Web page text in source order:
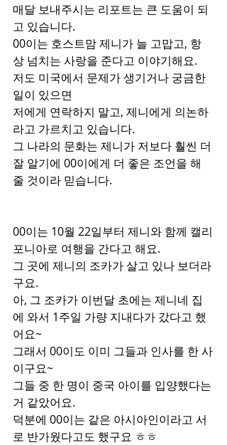
매달 보내주시는 리포트는 큰 도움이 되
고 있습니다.
00이는 호스트맘 제니가 늘 고맙고, 항
상 넘치는 사랑을 준다고 이야기해요.
저도 미국에서 문제가 생기거나 궁금한
일이 있으면
저에게 연락하지 말고, 제니에게 의논하
라고 가르치고 있습니다.
그 나라의 문화는 제니가 저보다 훨씬 더
잘 알기에 00이에게 더 좋은 조언을 해
줄 것이라 믿습니다.
00이는 10월 22일부터 제니와 함께 캘리
포니아로 여행을 간다고 해요.
그 곳에 제니의 조카가 살고 있나 보더라
구요.
아, 그 조카가 이번달 초에는 제니네 집
에 와서 1주일 가량 지내다가 갔다고 했
어요~
그래서 00이도 이미 그들과 인사를 한 사
이구요~
그들 중 한 명이 중국 아이를 입양했다는
거 같았어요.
덕분에 00이는 같은 아시아인이라고 서
로 반가웠다고도 했구요 ㅎㅎ